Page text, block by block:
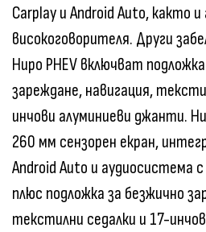
Carplay и Android Auto, както
високоговорителя. Други
Ниро PHEV включват
зареждане, навигация,
инчови алуминиеви джанти.
260 мм сензорен екран,
Android Auto и аудиосистема
плюс подложка за безжично
текстилни седалки и 17-